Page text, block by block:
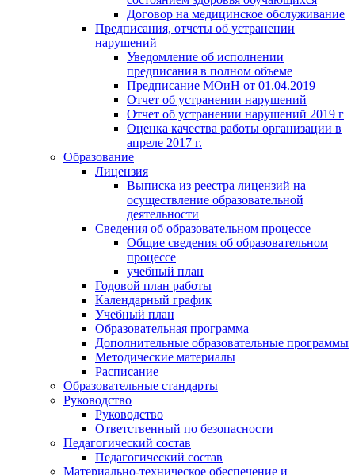
Договор на медицинское обслуживание
Предписания, отчеты об устранении
нарушений
Уведомление об исполнении
предписания в полном объеме
Предписание МОиН от 01.04.2019
Отчет об устранении нарушений
Отчет об устранении нарушений 2019 г
Оценка качества работы организации в
апреле 2017 г.
Образование
Лицензия
Выписка из реестра лицензий на
осуществление образовательной
деятельности
Сведения об образовательном процессе
Общие сведения об образовательном
процессе
учебный план
Годовой план работы
Календарный график
Учебный план
Образовательная программа
Дополнительные образовательные программы
Методические материалы
Расписание
Образовательные стандарты
Руководство
Руководство
Ответственный по безопасности
Педагогический состав
Педагогический состав
Материально-техническое обеспечение и